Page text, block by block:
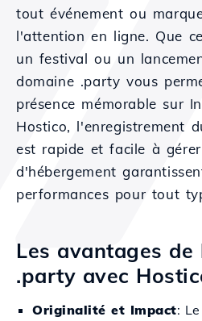
tout événement ou
l'attention en ligne. Que
un festival ou un
domaine .party vous
présence mémorable sur
Hostico, l'enregistrement
est rapide et facile à
d'hébergement
performances pour tout
Les avantages de
.party avec
Originalité et Impact: